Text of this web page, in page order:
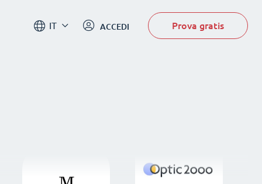
IT ACCEDI Prova gratis